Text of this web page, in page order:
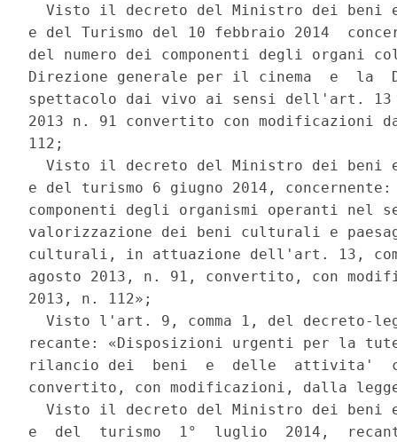
Visto il decreto del Ministro dei beni
e del Turismo del 10 febbraio 2014
del numero dei componenti degli organi
Direzione generale per il cinema  e  la
spettacolo dai vivo ai sensi dell'art. 13
2013 n. 91 convertito con modificazioni
112;
Visto il decreto del Ministro dei beni
e del turismo 6 giugno 2014,
componenti degli organismi operanti
valorizzazione dei beni culturali e
culturali, in attuazione dell'art. 13,
agosto 2013, n. 91, convertito, con
2013, n. 112»;
Visto l'art. 9, comma 1, del decreto-
recante: «Disposizioni urgenti per la
rilancio dei  beni  e  delle  attivita'
convertito, con modificazioni, dalla
Visto il decreto del Ministro dei beni
e  del  turismo  1°  luglio  2014,